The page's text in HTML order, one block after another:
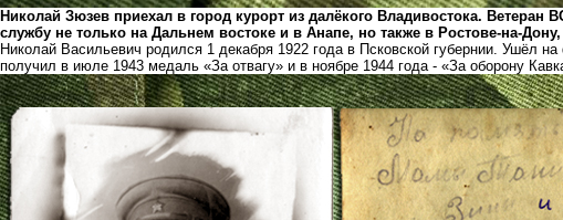
Николай Зюзев приехал в город курорт из далёкого Владивостока.
службу не только на Дальнем востоке и в Анапе, но также в Ростове-на-
Николай Васильевич родился 1 декабря 1922 года в Псковской губернии. Ушёл
получил в июле 1943 медаль «За отвагу» и в ноябре 1944 года - «За оборону